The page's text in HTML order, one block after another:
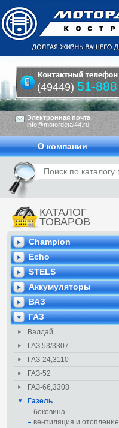
КАТАЛОГ
ТОВАРОВ
Champion
Echo
STELS
Аккумуляторы
ВАЗ
ГАЗ
Валдай
ГАЗ 53/3307
ГАЗ-24,3110
ГАЗ-52
ГАЗ-66,3308
Газель
боковина
вентиляция и отопление
Электронная почта
info@motordetal44.ru
(49449) 51-888
О компании